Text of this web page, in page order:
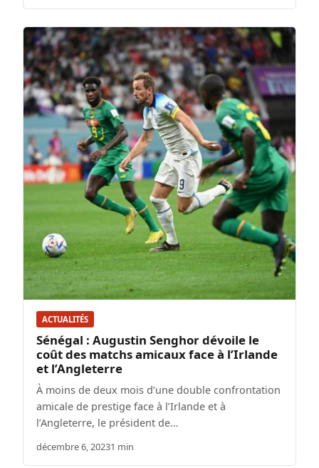
ACTUALITÉS
Sénégal : Augustin Senghor dévoile le
coût des matchs amicaux face à l’Irlande
et l’Angleterre
À moins de deux mois d’une double confrontation
amicale de prestige face à l’Irlande et à
l’Angleterre, le président de…
décembre 6, 20231 min